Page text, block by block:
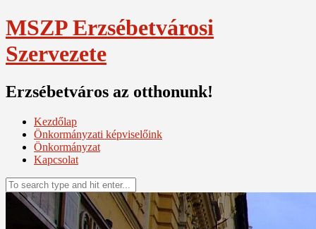
Skip
to
content
MSZP Erzsébetvárosi
Szervezete
Erzsébetváros az otthonunk!
Kezdőlap
Önkormányzati képviselőink
Önkormányzat
Kapcsolat